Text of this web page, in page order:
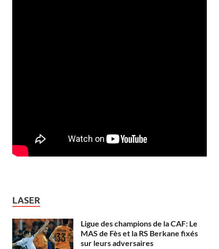
LASER
Ligue des champions de la CAF: Le
MAS de Fès et la RS Berkane fixés
sur leurs adversaires